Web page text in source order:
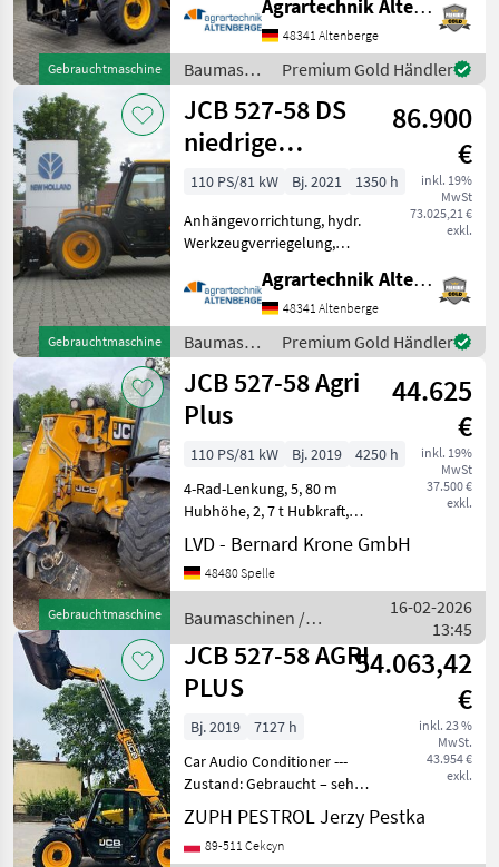
Gebrauchtmaschine
Landmaschine:
Hydrostatgetriebe, hydr.
Werkzeugverriegelung,
Heizung, Sitzf
Agrartechnik Altenberge GmbH
48341 Altenberge
Baumaschinen
/ JCB
Premium Gold Händler
Gebrauchtmaschine
JCB 527-58 DS
niedrige
Bauhöhe 2,15m
86.900
€
inkl. 19%
MwSt
73.025,21 €
exkl.
110 PS/81 kW Bj. 2021
1350 h
Anhängevorrichtung, hydr.
Werkzeugverriegelung,
hinten, Sperrdiff. vorne
Hydrostat, Servo
Einhebelsteuerung inkl. 1 x
Zusatzhydraulik,
Schwingung
Agrartechnik Altenberge GmbH
48341 Altenberge
Baumaschinen
/ JCB
Premium Gold Händler
Gebrauchtmaschine
JCB 527-58 Agri
Plus
44.625
€
inkl. 19%
MwSt
37.500 €
exkl.
110 PS/81 kW Bj. 2019
4250 h
4-Rad-Lenkung, 5, 80 m
Hubhöhe, 2, 7 t Hubkraft,
Schwingungstilgung,
Aufnahme: JCB, hydr.
Werkzeugverriegelung, 40
Zahnradpumpe: 126 l/min,
3. Steuerkr
LVD - Bernard Krone GmbH
48480 Spelle
Baumaschinen /
JCB
16-02-2026
13:45
JCB 527-58 AGRI
PLUS
54.063,42
€
inkl. 23 %
MwSt.
43.954 €
exkl.
Bj. 2019
7127 h
Car Audio Conditioner ---
Zustand: Gebraucht – sehr
guter Zustand
Verfügbarkeit: Verfügbar Ich
verkaufe einen
ZUPH PESTROL Jerzy Pestka
89-511 Cekcyn